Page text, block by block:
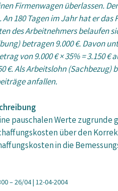
Firmenwagen überlassen.
180 Tagen im Jahr hat er
des Arbeitnehmers
betragen 9.000 €. Davon
von 9.000 € × 35% = 3.150
€. Als Arbeitslohn
anfallen.
pauschalen Werte
über den
in die
– 26/04 | 12-04-2004